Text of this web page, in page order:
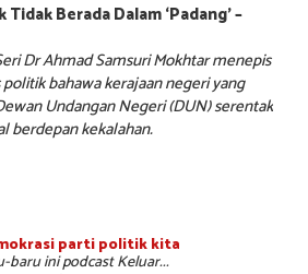
Berada Dalam ‘Padang’ –
Dr Ahmad Samsuri Mokhtar menepis
bahawa kerajaan negeri yang
Undangan Negeri (DUN) serentak
berdepan kekalahan.
parti politik kita
baru ini podcast Keluar...